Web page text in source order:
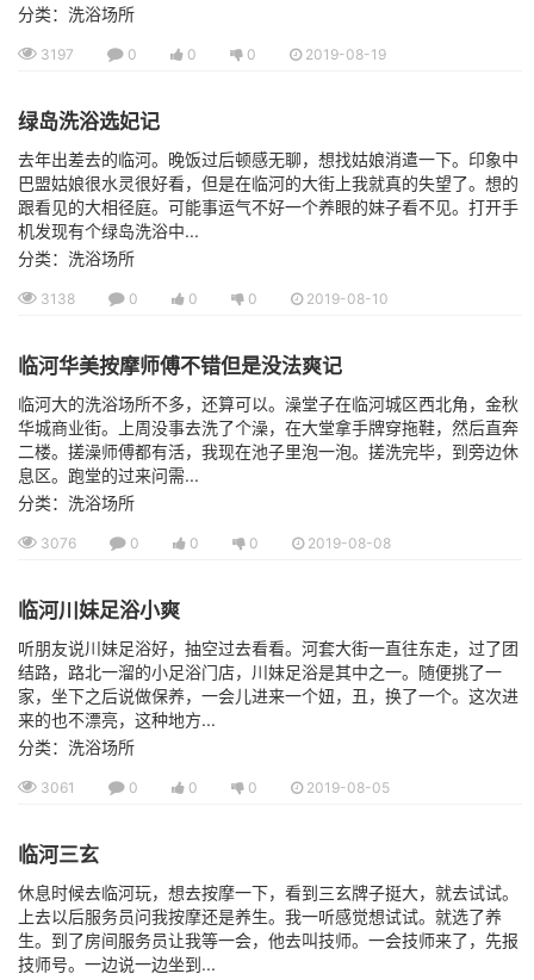
分类：洗浴场所
3197 0 0 0 2019-08-19
绿岛洗浴选妃记
去年出差去的临河。晚饭过后顿感无聊，想找姑娘消遣一下。印象中
巴盟姑娘很水灵很好看，但是在临河的大街上我就真的失望了。想的
跟看见的大相径庭。可能事运气不好一个养眼的妹子看不见。打开手
机发现有个绿岛洗浴中...
分类：洗浴场所
3138 0 0 0 2019-08-10
临河华美按摩师傅不错但是没法爽记
临河大的洗浴场所不多，还算可以。澡堂子在临河城区西北角，金秋
华城商业街。上周没事去洗了个澡，在大堂拿手牌穿拖鞋，然后直奔
二楼。搓澡师傅都有活，我现在池子里泡一泡。搓洗完毕，到旁边休
息区。跑堂的过来问需...
分类：洗浴场所
3076 0 0 0 2019-08-08
临河川妹足浴小爽
听朋友说川妹足浴好，抽空过去看看。河套大街一直往东走，过了团
结路，路北一溜的小足浴门店，川妹足浴是其中之一。随便挑了一
家，坐下之后说做保养，一会儿进来一个妞，丑，换了一个。这次进
来的也不漂亮，这种地方...
分类：洗浴场所
3061 0 0 0 2019-08-05
临河三玄
休息时候去临河玩，想去按摩一下，看到三玄牌子挺大，就去试试。
上去以后服务员问我按摩还是养生。我一听感觉想试试。就选了养
生。到了房间服务员让我等一会，他去叫技师。一会技师来了，先报
技师号。一边说一边坐到...